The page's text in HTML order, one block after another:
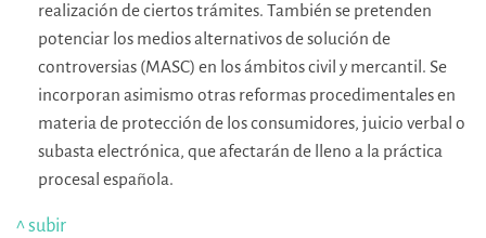
realización de ciertos trámites. También se pretenden
potenciar los medios alternativos de solución de
controversias (MASC) en los ámbitos civil y mercantil. Se
incorporan asimismo otras reformas procedimentales en
materia de protección de los consumidores, juicio verbal o
subasta electrónica, que afectarán de lleno a la práctica
procesal española.
^ subir